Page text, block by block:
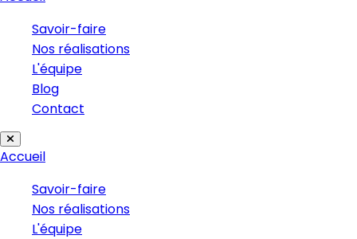
Savoir-faire
Nos réalisations
L'équipe
Blog
Contact
Accueil
Savoir-faire
Nos réalisations
L'équipe